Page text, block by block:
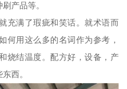
产品等。
充满了瑕疵和笑话。就术语而
何用这么多的名词作为参考，
烧结温度。配方好，设备，产
西。